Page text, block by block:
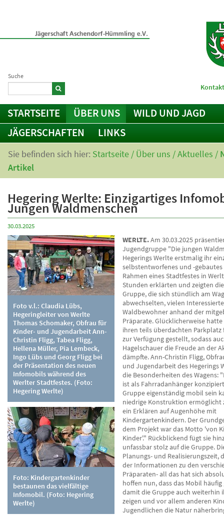
Suche
STARTSEITE ÜBER UNS
WILD UND JAGD
JÄGERSCHAFTEN
LINKS
Sie befinden sich hier: Startseite / Über uns /Aktuelles /
Artikel
Hegering Werlte: Einzigartiges
Jungen Waldmenschen
30.03.2025
Foto v.l.: Claudia Lübs,
Hegeringleiter von Werlte
Thomas Schomaker, Obfrau für
Kinder- und Jugendarbeit Ann-
Christin Fligg, Tabea Fligg,
Hellena Müller, Pia Lembeck,
Ingo Lübs und Georg Fligg bei
der Präsentation des neuen
Infomobils während des
Werlter Stadtfestes. (Foto:
Hegering Werlte)
Foto: Kindergartenkinder
bestaunen das vielfältige
Infomobil. (Foto: Hegering
Werlte)
WERLTE.Am 30.03.2025
Jugendgruppe "Die jungen
Hegerings Werlte erstmalig ihr
selbstentworfenes und -
Rahmen eines Stadtfestes in
Stunden erklärten und zeigten
Gruppe, die sich stündlich am
abwechselten, vielen
Waldbewohner anhand der
Präparate. Glücklicherweise
ihren teils überdachten Parkplatz
zur Verfügung gestellt, sodass
Hagelschauer die Freude an der
dämpfte. Ann-Christin Fligg,
und Jugendarbeit des Hegerings
die Besonderheiten des Wagens:
ist als Fahrradanhänger
Gruppe eigenständig mobil sein
niedrige Konstruktion ermöglicht
ein Erklären auf Augenhöhe mit
Kindergartenkindern. Der
dem Projekt war das Motto 'von
Kinder'." Rückblickend fügt sie
unfassbar stolz auf die Gruppe.
Planungs- und Realisierungszeit,
der Informationen zu den
Präparaten- all das hat sich
hoffen nun, dass das Mobil
damit die Gruppe auch weiterhin
zeigen und vor allem anderen
Jugendlichen die Natur